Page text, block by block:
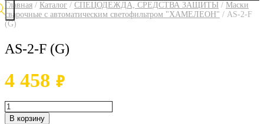
Главная / Каталог / СПЕЦОДЕЖДА, СРЕДСТВА ЗАЩИТЫ / Маски
сварочные с автоматическим светофильтром "ХАМЕЛЕОН" / AS-2-F
(G)
AS-2-F (G)
4 458 ₽
В корзину